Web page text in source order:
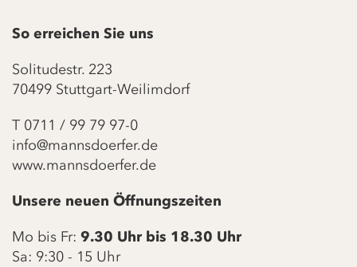
So erreichen Sie uns
Solitudestr. 223
70499 Stuttgart-Weilimdorf
T 0711 / 99 79 97-0
info@mannsdoerfer.de
www.mannsdoerfer.de
Unsere neuen Öffnungszeiten
Mo bis Fr: 9.30 Uhr bis 18.30 Uhr
Sa: 9:30 - 15 Uhr